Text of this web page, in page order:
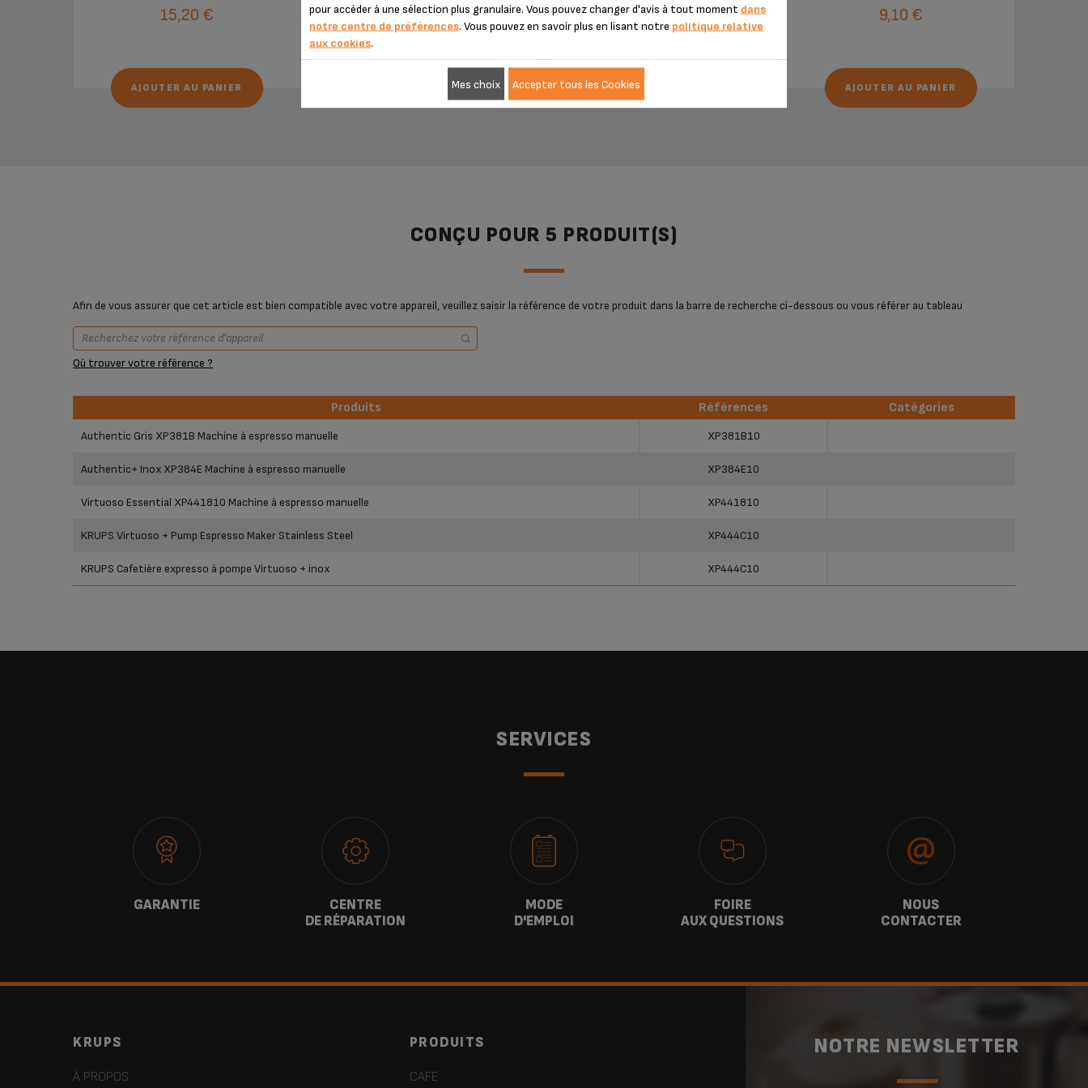
15,20 €
AJOUTER AU PANIER
11,10 €
AJOUTER AU PANIER
17,20 €
AJOUTER AU PANIER
9,10 €
AJOUTER AU PANIER
CONÇU POUR 5 PRODUIT(S)
Afin de vous assurer que cet article est bien compatible avec votre appareil, veuillez saisir la référence de votre produit dans la barre de recherche ci-dessous ou vous référer au tableau
Où trouver votre référence ?
Produits Références
Catégories
Produits
Authentic Gris XP381B Machine à espresso manuelle XP381B10
Authentic+ Inox XP384E Machine à espresso manuelle XP384E10
Virtuoso Essential XP441810 Machine à espresso manuelle XP441810
KRUPS Virtuoso + Pump Espresso Maker Stainless Steel XP444C10
KRUPS Cafetière expresso à pompe Virtuoso + inox XP444C10
SERVICES
GARANTIE
CENTRE
DE RÉPARATION
MODE
D'EMPLOI
FOIRE
AUX QUESTIONS
NOUS
CONTACTER
PRODUITS
CAFE
KRUPS
À PROPOS
NOTRE NEWSLETTER
pour accéder à une sélection plus granulaire. Vous pouvez changer d'avis à tout moment dans
notre centre de préférences. Vous pouvez en savoir plus en lisant notre politique relative
aux cookies.
Mes choix Accepter tous les Cookies